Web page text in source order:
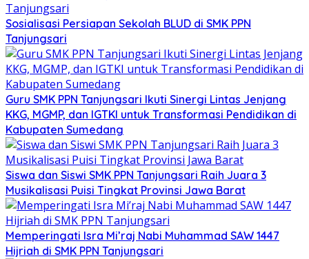
Sosialisasi Persiapan Sekolah BLUD di SMK PPN
Tanjungsari
Guru SMK PPN Tanjungsari Ikuti Sinergi Lintas Jenjang
KKG, MGMP, dan IGTKI untuk Transformasi Pendidikan di
Kabupaten Sumedang
Siswa dan Siswi SMK PPN Tanjungsari Raih Juara 3
Musikalisasi Puisi Tingkat Provinsi Jawa Barat
Memperingati Isra Mi’raj Nabi Muhammad SAW 1447
Hijriah di SMK PPN Tanjungsari